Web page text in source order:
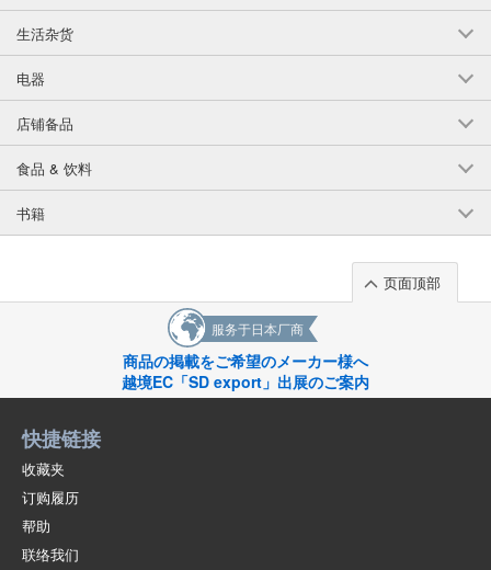
*所有数字均为近似值。个别商品和批量商品存在差异。
*并非所有人都会对本产品过敏。如感觉异常，请停止使用本产品。
*重要提示~请仔细阅读。~*
**由于本产品为海外产品，且为手工制作，因此尺寸可能略有个体差异。
*由于收到的批次不同，即使是相同颜色的产品，颜色也可能略有差异。
*根据到货时间，价格可能会略有不同。
*我们已尽量使照片的颜色接近实际产品，但根据您的电脑或显示器的不
English
生活杂货
电器
店铺备品
食品 & 饮料
书籍
页面顶部
服务于日本厂商
商品の掲載をご希望のメーカー様へ
越境EC「SD export」出展のご案内
快捷链接
收藏夹
订购履历
帮助
联络我们